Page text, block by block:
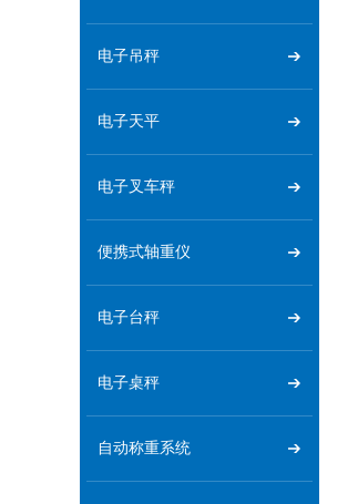
电子吊秤
电子天平
电子叉车秤
便携式轴重仪
电子台秤
电子桌秤
自动称重系统